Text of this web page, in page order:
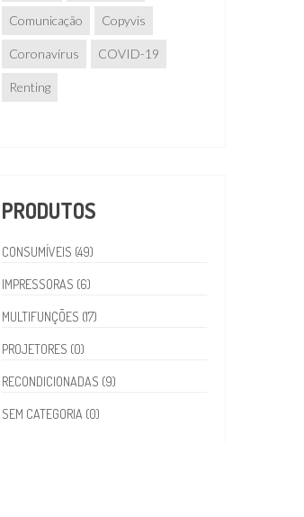
Comunicação Copyvis
Coronavírus COVID-19
Renting
PRODUTOS
CONSUMÍVEIS (49)
IMPRESSORAS (6)
MULTIFUNÇÕES (17)
PROJETORES (0)
RECONDICIONADAS (9)
SEM CATEGORIA (0)